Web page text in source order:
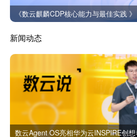
《数云麒麟CDP核心能力与最佳实践 》
新闻动态